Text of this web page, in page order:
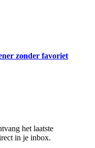
zonder favoriet
het laatste
in je inbox.